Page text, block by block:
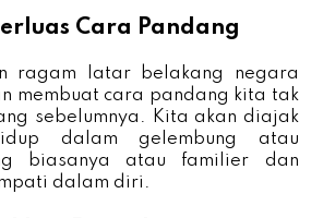
Cara Pandang
ragam latar belakang negara
membuat cara pandang kita tak
sebelumnya. Kita akan diajak
dalam gelembung atau
biasanya atau familier dan
dalam diri.